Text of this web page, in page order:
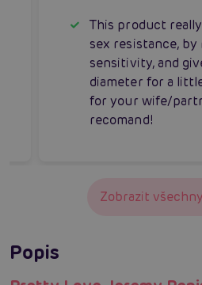
This product
sex resistance,
sensitivity, and
diameter for a
for your wife/
recomand!
Zobrazit
Popis